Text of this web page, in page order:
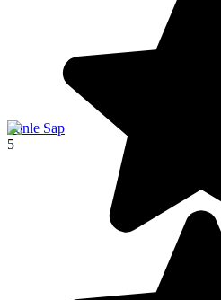
Tonle Sap
5